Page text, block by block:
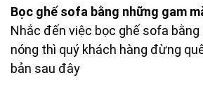
Bọc ghế sofa bằng những gam
Nhắc đến việc bọc ghế sofa
nóng thì quý khách hàng đừng
bản sau đây